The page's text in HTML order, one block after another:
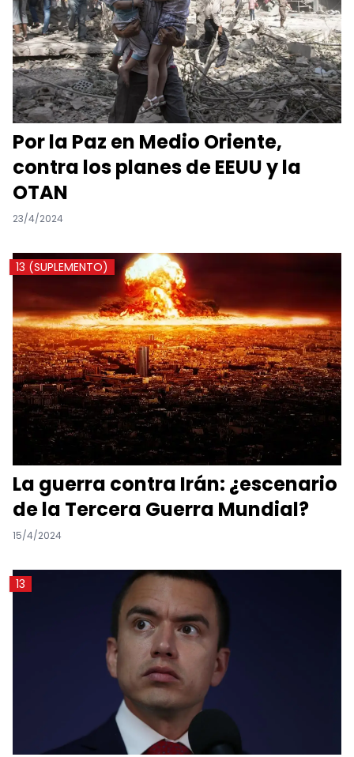
Por la Paz en Medio Oriente,
contra los planes de EEUU y la
OTAN
23/4/2024
13 (SUPLEMENTO)
La guerra contra Irán: ¿escenario
de la Tercera Guerra Mundial?
15/4/2024
13